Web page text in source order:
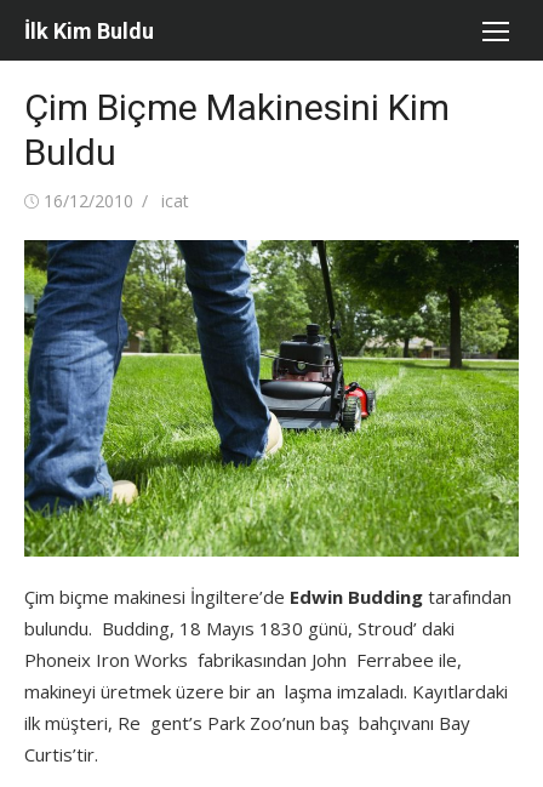
Skip
İlk Kim Buldu
Çim Biçme Makinesini Kim
Buldu
Posted
16/12/2010 Author
icat
Çim biçme makinesi İngiltere’de Edwin Budding tarafından
bulundu. Budding, 18 Mayıs 1830 günü, Stroud’ daki
Phoneix Iron Works fabrikasından John Ferrabee ile,
makineyi üretmek üzere bir an laşma imzaladı. Kayıtlardaki
ilk müşteri, Re gent’s Park Zoo’nun baş bahçıvanı Bay
Curtis’tir.